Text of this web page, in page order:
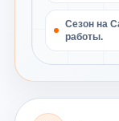
Сезон на
работы.